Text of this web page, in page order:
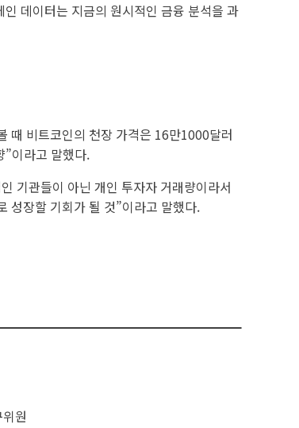
데이터는 지금의 원시적인 금융 분석을 과
때 비트코인의 천장 가격은 16만1000달러
”이라고 말했다.
기관들이 아닌 개인 투자자 거래량이라서
성장할 기회가 될 것”이라고 말했다.
원